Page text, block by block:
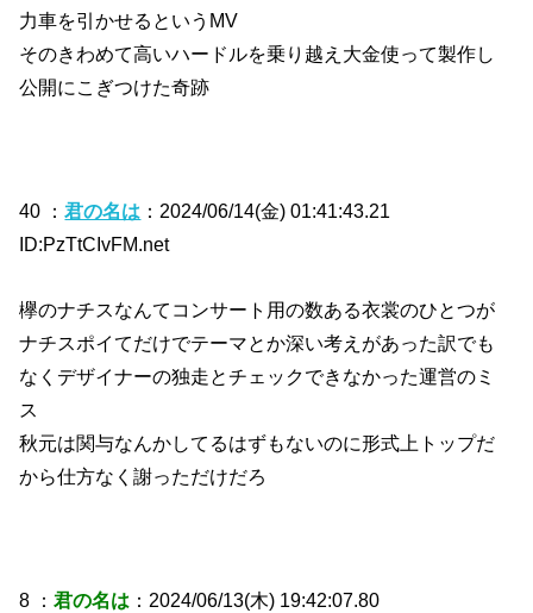
力車を引かせるというMV
そのきわめて高いハードルを乗り越え大金使って製作し
公開にこぎつけた奇跡
40 ：君の名は ：2024/06/14(金) 01:41:43.21
ID:PzTtCIvFM.net
欅のナチスなんてコンサート用の数ある衣裳のひとつが
ナチスポイてだけでテーマとか深い考えがあった訳でも
なくデザイナーの独走とチェックできなかった運営のミ
ス
秋元は関与なんかしてるはずもないのに形式上トップだ
から仕方なく謝っただけだろ
8 ：君の名は ：2024/06/13(木) 19:42:07.80